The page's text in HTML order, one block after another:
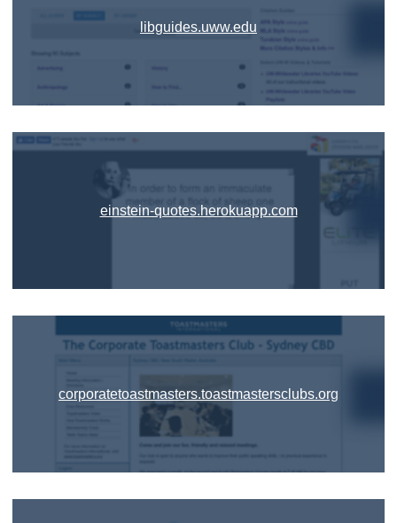
libguides.uww.edu
einstein-quotes.herokuapp.com
corporatetoastmasters.toastmastersclubs.org